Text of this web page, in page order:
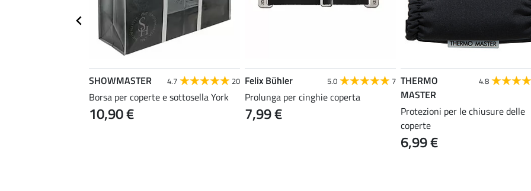
SHOWMASTER 4.7 20
Borsa per coperte e sottosella York
10,90 €
Felix Bühler 5.0 7
Prolunga per cinghie coperta
7,99 €
THERMO
MASTER
4.8
Protezioni per le chiusure delle
coperte
6,99 €